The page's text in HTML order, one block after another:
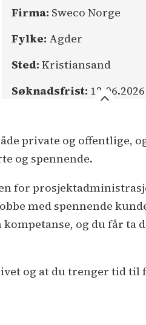
Firma: Sweco Norge
Fylke: Agder
Sted: Kristiansand
Søknadsfrist: 12.06.2026
private og offentlige,
og spennende.
for
med spennende
og du får ta
og at du trenger tid til